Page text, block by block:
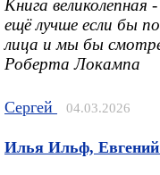
Книга
ещё лучше если бы
лица и мы бы
Роберта Локампа
Сергей 04.03.2026
Илья Ильф, Евгений